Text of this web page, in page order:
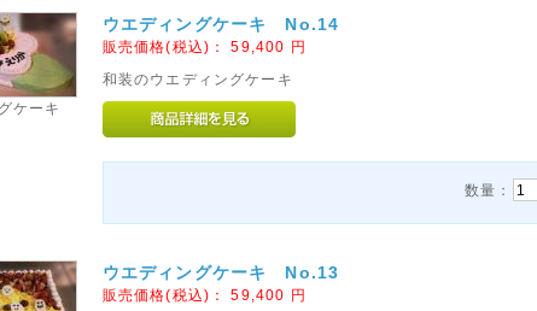
ケーキ
ウエディングケーキ No.14
販売価格(税込)：59,400 円
和装のウエディングケーキ
数量：
ウエディングケーキ No.13
販売価格(税込)：59,400 円